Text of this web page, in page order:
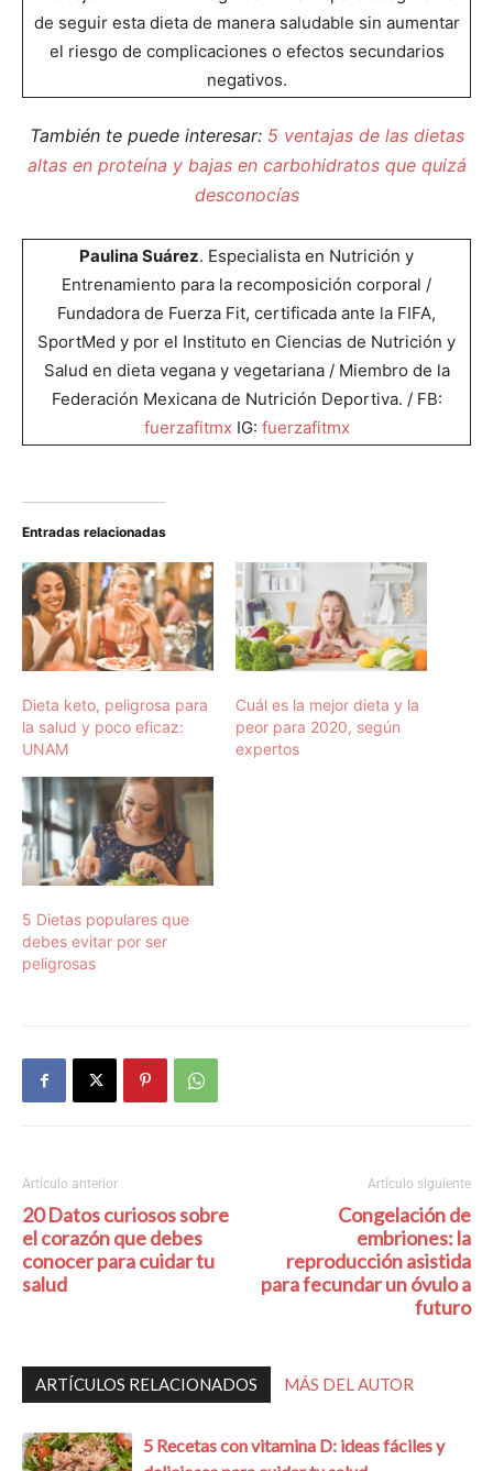
de seguir esta dieta de manera saludable sin aumentar
el riesgo de complicaciones o efectos secundarios
negativos.
También te puede interesar: 5 ventajas de las dietas
altas en proteína y bajas en carbohidratos que quizá
desconocías
Paulina Suárez. Especialista en Nutrición y
Entrenamiento para la recomposición corporal /
Fundadora de Fuerza Fit, certificada ante la FIFA,
SportMed y por el Instituto en Ciencias de Nutrición y
Salud en dieta vegana y vegetariana / Miembro de la
Federación Mexicana de Nutrición Deportiva. / FB:
fuerzafitmx IG: fuerzafitmx
Entradas relacionadas
Dieta keto, peligrosa para
la salud y poco eficaz:
UNAM
Cuál es la mejor dieta y la
peor para 2020, según
expertos
5 Dietas populares que
debes evitar por ser
peligrosas
Artículo anterior
20 Datos curiosos sobre
el corazón que debes
conocer para cuidar tu
salud
Artículo siguiente
Congelación de
embriones: la
reproducción asistida
para fecundar un óvulo a
futuro
ARTÍCULOS RELACIONADOS MÁS DEL AUTOR
5 Recetas con vitamina D: ideas fáciles y